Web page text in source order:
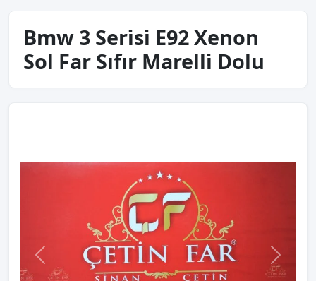
Bmw 3 Seri̇si̇ E92 Xenon
Sol Far Sıfır Marelli̇ Dolu